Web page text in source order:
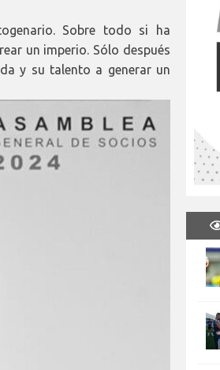
Sobre todo si ha
un imperio. Sólo después
y su talento a generar un